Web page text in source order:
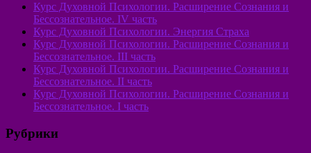
Курс Духовной Психологии. Расширение Сознания и
Бессознательное. IV часть
Курс Духовной Психологии. Энергия Страха
Курс Духовной Психологии. Расширение Сознания и
Бессознательное. III часть
Курс Духовной Психологии. Расширение Сознания и
Бессознательное. II часть
Курс Духовной Психологии. Расширение Сознания и
Бессознательное. I часть
Рубрики